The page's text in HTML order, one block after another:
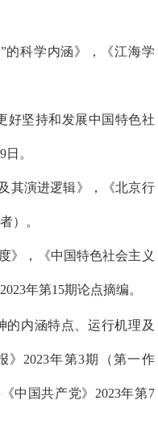
的科学内涵》，《江海学
好坚持和发展中国特色社
。
其演进逻辑》，《北京行
） 。
》 ，《中国特色社会主义
023年第1 5期论点摘编。
的内涵特点、运行机理及
》2023年第3期（第一作
中国共产党》2023年第7